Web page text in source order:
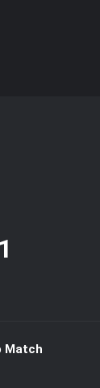
Match